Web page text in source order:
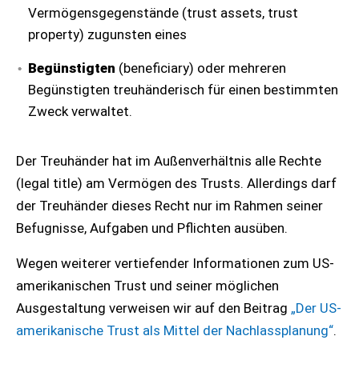
Vermögensgegenstände (trust assets, trust
property) zugunsten eines
Begünstigten (beneficiary) oder mehreren
Begünstigten treuhänderisch für einen bestimmten
Zweck verwaltet.
Der Treuhänder hat im Außenverhältnis alle Rechte
(legal title) am Vermögen des Trusts. Allerdings darf
der Treuhänder dieses Recht nur im Rahmen seiner
Befugnisse, Aufgaben und Pflichten ausüben.
Wegen weiterer vertiefender Informationen zum US-
amerikanischen Trust und seiner möglichen
Ausgestaltung verweisen wir auf den Beitrag „Der US-
amerikanische Trust als Mittel der Nachlassplanung“.